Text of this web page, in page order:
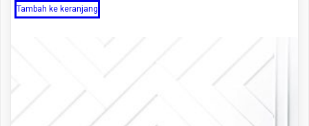
Tambah ke keranjang